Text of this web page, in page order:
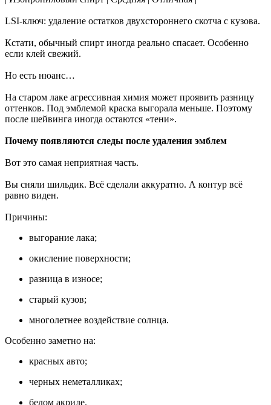
LSI-ключ: удаление остатков двухстороннего скотча с кузова.
Кстати, обычный спирт иногда реально спасает. Особенно
если клей свежий.
Но есть нюанс…
На старом лаке агрессивная химия может проявить разницу
оттенков. Под эмблемой краска выгорала меньше. Поэтому
после шейвинга иногда остаются «тени».
Почему появляются следы после удаления эмблем
Вот это самая неприятная часть.
Вы сняли шильдик. Всё сделали аккуратно. А контур всё
равно виден.
Причины:
выгорание лака;
окисление поверхности;
разница в износе;
старый кузов;
многолетнее воздействие солнца.
Особенно заметно на:
красных авто;
черных неметалликах;
белом акриле.